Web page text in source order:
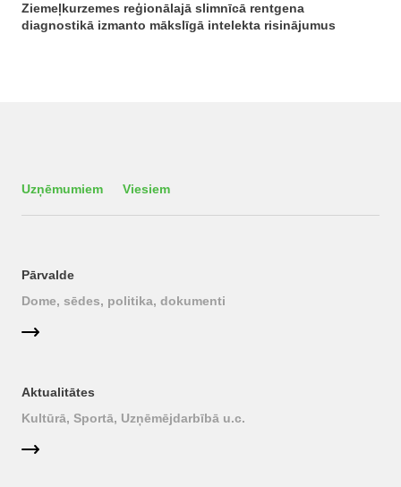
Ziemeļkurzemes reģionālajā slimnīcā rentgena
diagnostikā izmanto mākslīgā intelekta risinājumus
Uzņēmumiem Viesiem
Pārvalde
Dome, sēdes, politika, dokumenti
Aktualitātes
Kultūrā, Sportā, Uzņēmējdarbībā u.c.